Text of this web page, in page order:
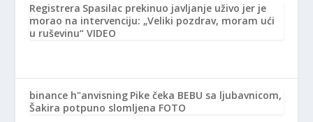
Registrera Spasilac prekinuo javljanje uživo jer je
morao na intervenciju: „Veliki pozdrav, moram ući
u ruševinu“ VIDEO
binance h"anvisning Pike čeka BEBU sa ljubavnicom,
Šakira potpuno slomljena FOTO